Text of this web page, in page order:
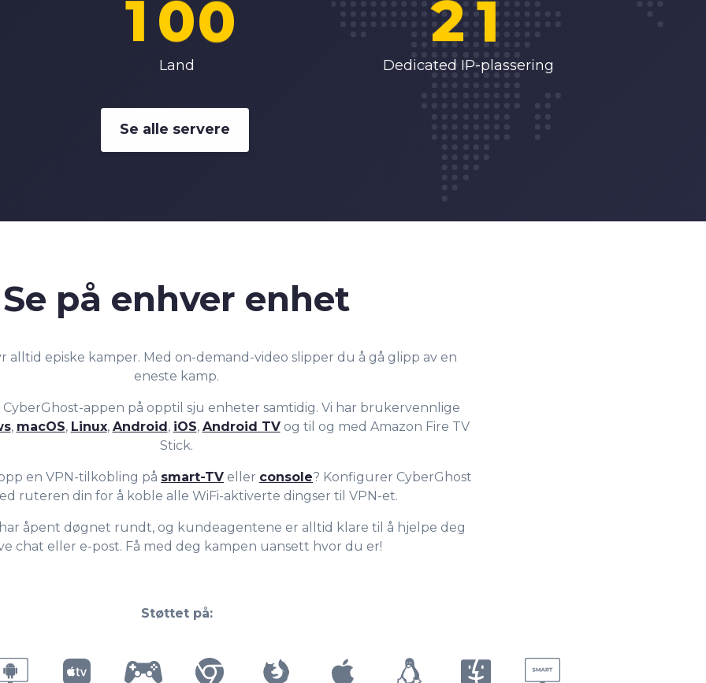
1
3
6
7
8
9
0
1
2
5
6
7
8
9
0
2
5
6
7
8
9
Land
2
3
8
9
1
2
8
9
Dedicated IP-plassering
Se alle servere
Se på enhver enhet
alltid episke kamper. Med on-demand-video slipper du å gå glipp av en
eneste kamp.
appen på opptil sju enheter samtidig. Vi har brukervennlige
, macOS, Linux, Android, iOS, Android TVog til og med Amazon Fire TV
Stick.
en VPN-tilkobling på smart-TV eller console? Konfigurer CyberGhost
ruteren din for å koble alle WiFi-aktiverte dingser til VPN-et.
har åpent døgnet rundt, og kundeagentene er alltid klare til å hjelpe deg
chat eller e-post. Få med deg kampen uansett hvor du er!
Støttet på: